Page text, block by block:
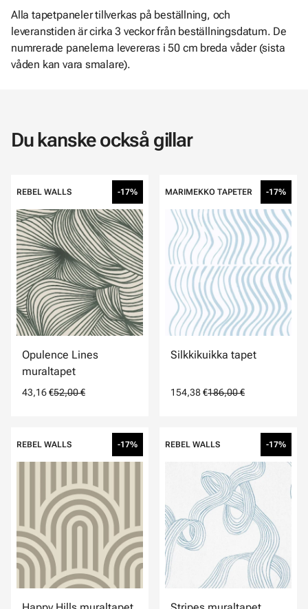
Alla tapetpaneler tillverkas på beställning, och
leveranstiden är cirka 3 veckor från beställningsdatum. De
numrerade panelerna levereras i 50 cm breda våder (sista
våden kan vara smalare).
Du kanske också gillar
REBEL WALLS -17%
Opulence Lines
muraltapet
43,16 €52,00 €
MARIMEKKO TAPETER -17%
Silkkikuikka tapet
154,38 €186,00 €
REBEL WALLS -17% REBEL WALLS -17%